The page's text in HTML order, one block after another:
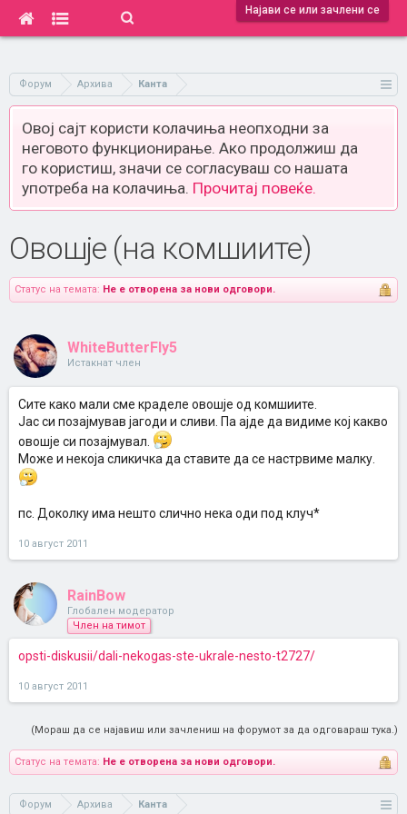
Најави се или зачлени се
Форум Архива Канта
Овој сајт користи колачиња неопходни за
неговото функционирање. Ако продолжиш да
го користиш, значи се согласуваш со нашата
употреба на колачиња. Прочитај повеќе.
Овошје (на комшиите)
Статус на темата: Не е отворена за нови одговори.
WhiteButterFly5
Истакнат член
Сите како мали сме краделе овошје од комшиите.
Јас си позајмував јагоди и сливи. Па ајде да видиме кој какво
овошје си позајмувал.
Може и некоја сликичка да ставите да се настрвиме малку.
пс. Доколку има нешто слично нека оди под клуч*
10 август 2011
RainBow
Глобален модератор
Член на тимот
opsti-diskusii/dali-nekogas-ste-ukrale-nesto-t2727/
10 август 2011
(Мораш да се најавиш или зачлениш на форумот за да одговараш тука.)
Статус на темата: Не е отворена за нови одговори.
Форум Архива Канта